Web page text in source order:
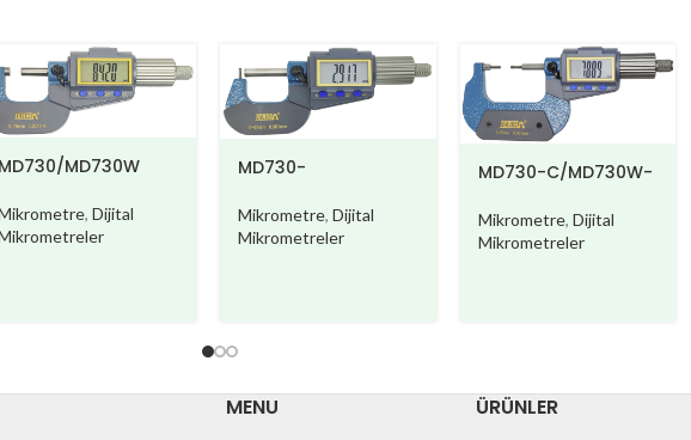
MD730/MD730W
,Dijital
MD730-
Mikrometre, Dijital
Mikrometreler
MD730-C/MD730W-
Mikrometre, Dijital
Mikrometreler
MENU ÜRÜNLER